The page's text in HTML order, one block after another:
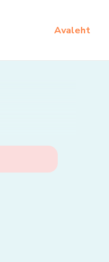
Avaleht